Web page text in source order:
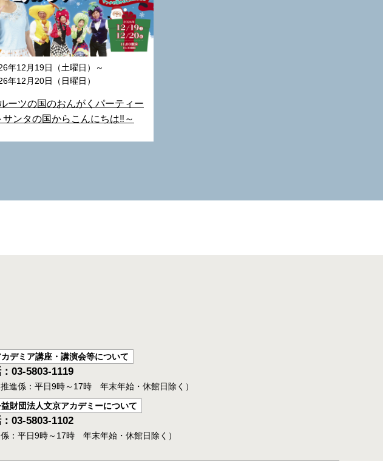
年12月19日（土曜日）～
年12月20日（日曜日）
ーツの国のおんがくパーティー
サンタの国からこんにちは‼～
カデミア講座・講演会等について
03-5803-1119
推進係：平日9時～17時 年末年始・休館日除く）
財団法人文京アカデミーについて
03-5803-1102
係：平日9時～17時 年末年始・休館日除く）